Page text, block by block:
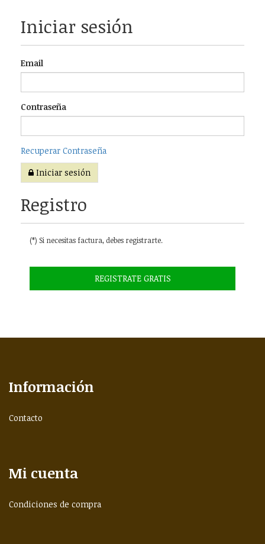
Iniciar sesión
Email
Contraseña
Recuperar Contraseña
Iniciar sesión
Registro
(*) Si necesitas factura, debes registrarte.
REGISTRATE GRATIS
Información
Contacto
Mi cuenta
Condiciones de compra